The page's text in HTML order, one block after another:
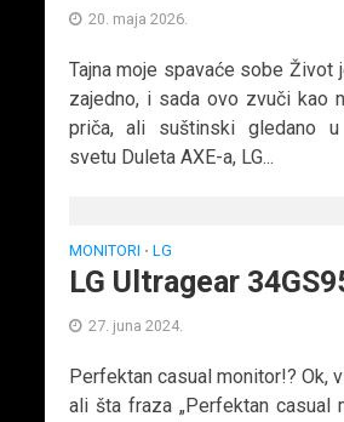
20. maja 2026.
Tajna moje spavaće sobe Život
zajedno, i sada ovo zvuči kao
priča, ali suštinski gledano
svetu Duleta AXE-a, LG...
MONITORI • LG
LG Ultragear
27. juna 2024.
Perfektan casual monitor!? Ok,
ali šta fraza „Perfektan casual